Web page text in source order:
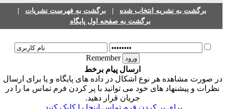
برگشت به نشریه انتخاب شده| برگشت به فهرست نشریات|
برگشت به صفحه اول پایگاه
Remember
ارسال پیام برخط
صورت مشاهده هر نوع اشکال در داده های پایگاه و یا برای ارسال
نظرات و پیشنهاد های خود می توانید با پر کردن فرم تماس ما را در
جریان قرار دهید.
برای پر کردن فرم تماس اینجا را کلیک کنید.